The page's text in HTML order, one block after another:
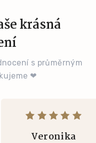
krásná
s průměrným
❤
Veronika